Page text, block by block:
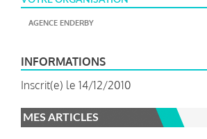
AGENCE ENDERBY
INFORMATIONS
Inscrit(e) le 14/12/2010
MES ARTICLES